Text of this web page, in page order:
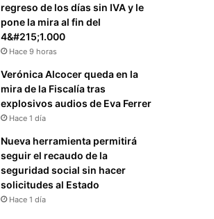
regreso de los días sin IVA y le
pone la mira al fin del
4&#215;1.000
Hace 9 horas
Verónica Alcocer queda en la
mira de la Fiscalía tras
explosivos audios de Eva Ferrer
Hace 1 día
Nueva herramienta permitirá
seguir el recaudo de la
seguridad social sin hacer
solicitudes al Estado
Hace 1 día